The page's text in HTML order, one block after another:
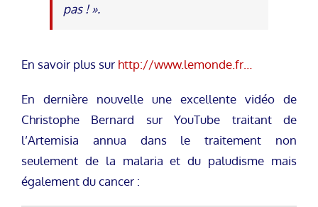
pas ! ».
En savoir plus sur http://www.lemonde.fr…
En dernière nouvelle une excellente vidéo de
Christophe Bernard sur YouTube traitant de
l’Artemisia annua dans le traitement non
seulement de la malaria et du paludisme mais
également du cancer :